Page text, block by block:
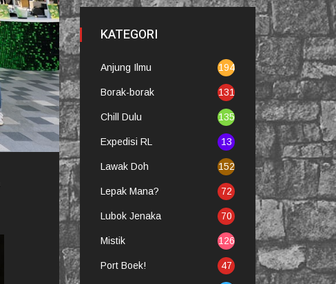
KATEGORI
Anjung Ilmu 194
Borak-borak 131
Chill Dulu 135
Expedisi RL 13
Lawak Doh 152
Lepak Mana? 72
Lubok Jenaka 70
Mistik 126
Port Boek! 47